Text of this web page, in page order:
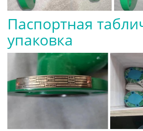
Паспортная
упаковка